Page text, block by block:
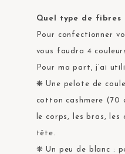
Quel type de fibres
Pour confectionner
vous faudra 4
Pour ma part, j’ai
❋ Une pelote de
cotton cashmere (70
le corps, les bras,
tête.
❋ Un peu de blanc :